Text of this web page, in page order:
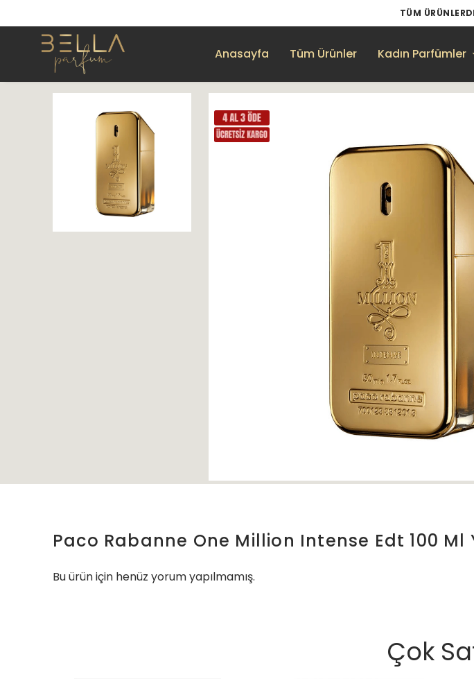
TÜM
Anasayfa Tüm Ürünler Kadın Parfümler
Paco Rabanne One Million Intense Edt 100 Ml
Bu ürün için henüz yorum yapılmamış.
Çok